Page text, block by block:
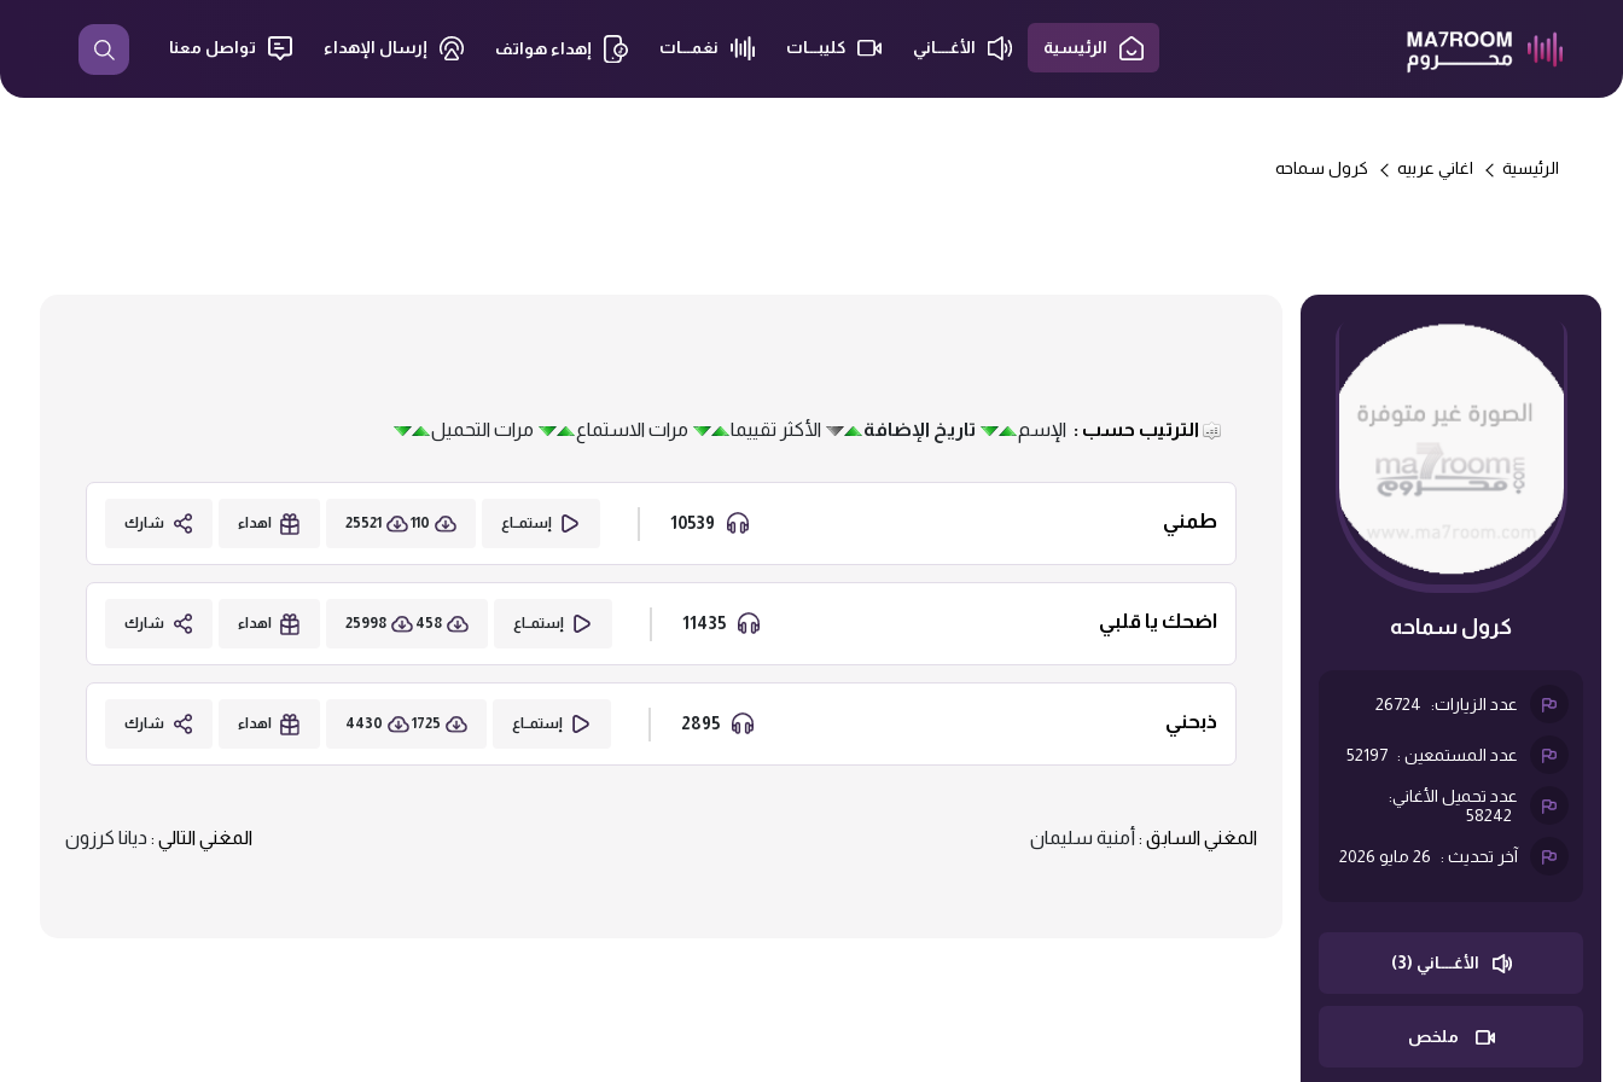
الرئيسية الأغــــاني كليبـــات نغمـــات إهداء هواتف إرسال الإهداء تواصل معنا
الرئيسية اغاني عربيه كرول سماحه
كرول سماحه
عدد الزيارات: 26724
عدد المستمعين : 52197
عدد تحميل الأغاني:
58242
آخر تحديث : 26 مايو 2026
الأغــــاني (3)
ملخص
الترتيب حسب : الإسم تاريخ الإضافة الأكثر تقييما مرات الاستماع مرات التحميل
طمني إستمــاع 110
25521 اهداء شارك
اضحك يا قلبي إستمــاع 458
25998 اهداء شارك
ذبحني إستمــاع 1725
4430 اهداء شارك
المغني السابق : أمنية سليمان المغني التالي : ديانا كرزون